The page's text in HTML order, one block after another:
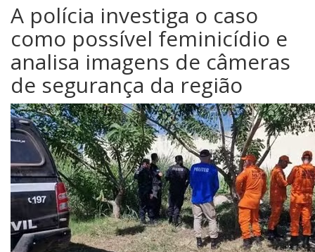
A polícia investiga o caso
como possível feminicídio e
analisa imagens de câmeras
de segurança da região